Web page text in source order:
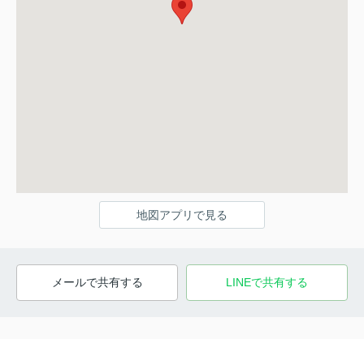
地図アプリで見る
メールで共有する LINEで共有する